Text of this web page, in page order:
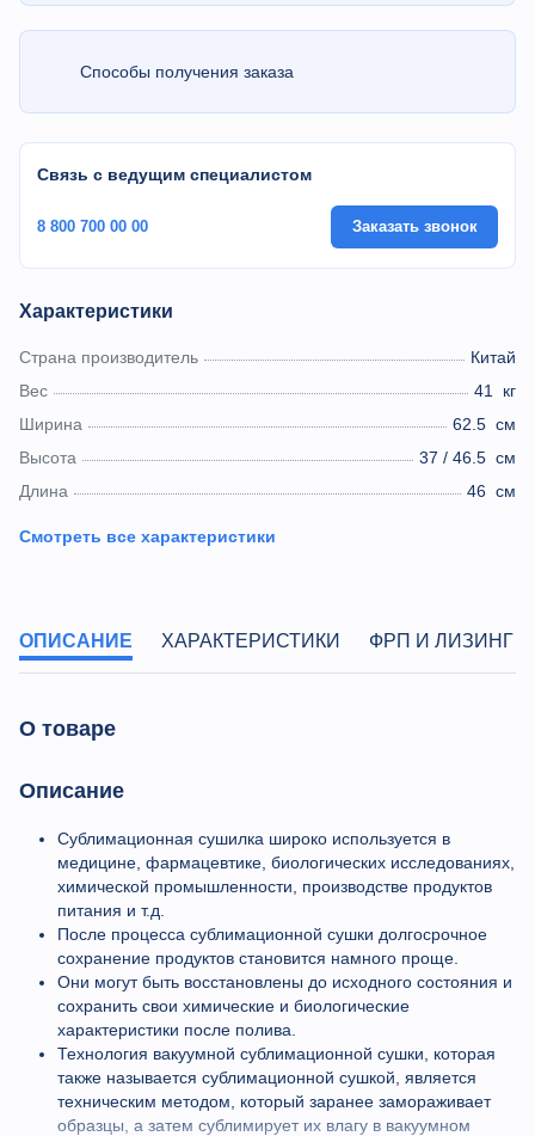
Характеристики
Страна производитель
Китай
Вес
41
кг
Ширина
62.5 см
Высота
37 / 46.5 см
Длина
46 см
Смотреть все характеристики
Способы получения заказа
Связь с ведущим специалистом
8 800 700 00 00 Заказать звонок
ОПИСАНИЕ ХАРАКТЕРИСТИКИ ФРП И ЛИЗИНГ
О товаре
Описание
Сублимационная сушилка широко используется в
медицине, фармацевтике, биологических исследованиях,
химической промышленности, производстве продуктов
питания и т.д.
После процесса сублимационной сушки долгосрочное
сохранение продуктов становится намного проще.
Они могут быть восстановлены до исходного состояния и
сохранить свои химические и биологические
характеристики после полива.
Технология вакуумной сублимационной сушки, которая
также называется сублимационной сушкой, является
техническим методом, который заранее замораживает
образцы, а затем сублимирует их влагу в вакуумном